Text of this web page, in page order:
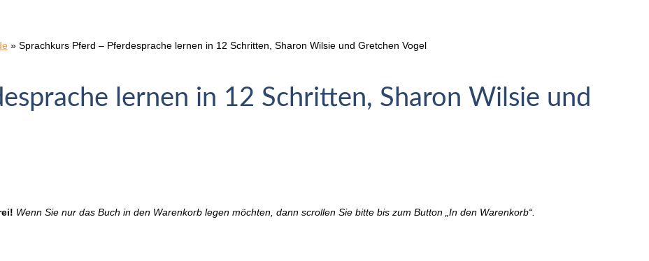
» Sprachkurs Pferd – Pferdesprache lernen in 12 Schritten, Sharon Wilsie und Gretchen Vogel
lernen in 12 Schritten, Sharon Wilsie und
Wenn Sie nur das Buch in den Warenkorb legen möchten, dann scrollen Sie bitte bis zum Button „In den Warenkorb“.